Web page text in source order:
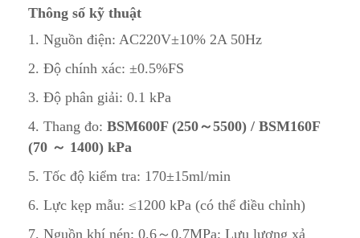
Thông số kỹ thuật
1. Nguồn điện: AC220V±10% 2A 50Hz
2. Độ chính xác: ±0.5%FS
3. Độ phân giải: 0.1 kPa
4. Thang đo: BSM600F (250～5500) / BSM160F
(70 ～ 1400) kPa
5. Tốc độ kiểm tra: 170±15ml/min
6. Lực kẹp mẫu: ≤1200 kPa (có thể điều chỉnh)
7. Nguồn khí nén: 0.6～0.7MPa; Lưu lượng xả